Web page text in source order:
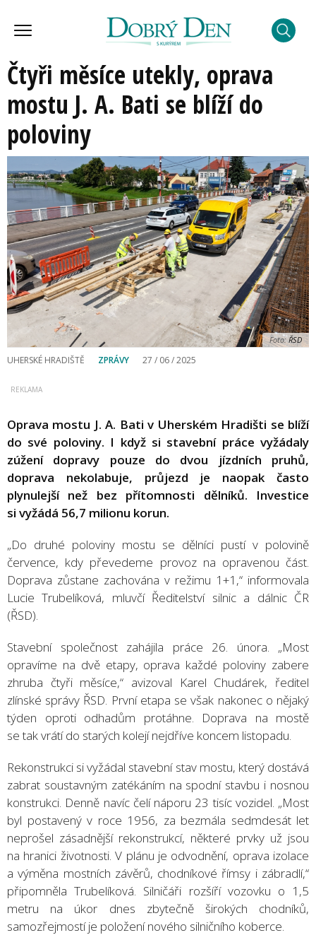
Čtyři měsíce utekly, oprava
mostu J. A. Bati se blíží do
poloviny
Foto:ŘSD
UHERSKÉ HRADIŠTĚ ZPRÁVY 27 / 06 / 2025
Oprava mostu J. A. Bati v Uherském Hradišti se blíží
do své poloviny. I když si stavební práce vyžádaly
zúžení dopravy pouze do dvou jízdních pruhů,
doprava nekolabuje, průjezd je naopak často
plynulejší než bez přítomnosti dělníků. Investice
si vyžádá 56,7 milionu korun.
„Do druhé poloviny mostu se dělníci pustí v polovině
července, kdy převedeme provoz na opravenou část.
Doprava zůstane zachována v režimu 1+1,“ informovala
Lucie Trubelíková, mluvčí Ředitelství silnic a dálnic ČR
(ŘSD).
Stavební společnost zahájila práce 26. února. „Most
opravíme na dvě etapy, oprava každé poloviny zabere
zhruba čtyři měsíce,“ avizoval Karel Chudárek, ředitel
zlínské správy ŘSD. První etapa se však nakonec o nějaký
týden oproti odhadům protáhne. Doprava na mostě
se tak vrátí do starých kolejí nejdříve koncem listopadu.
Rekonstrukci si vyžádal stavební stav mostu, který dostává
zabrat soustavným zatékáním na spodní stavbu i nosnou
konstrukci. Denně navíc čelí náporu 23 tisíc vozidel. „Most
byl postavený v roce 1956, za bezmála sedmdesát let
neprošel zásadnější rekonstrukcí, některé prvky už jsou
na hranici životnosti. V plánu je odvodnění, oprava izolace
a výměna mostních závěrů, chodníkové římsy i zábradlí,“
připomněla Trubelíková. Silničáři rozšíří vozovku o 1,5
metru na úkor dnes zbytečně širokých chodníků,
samozřejmostí je položení nového silničního koberce.